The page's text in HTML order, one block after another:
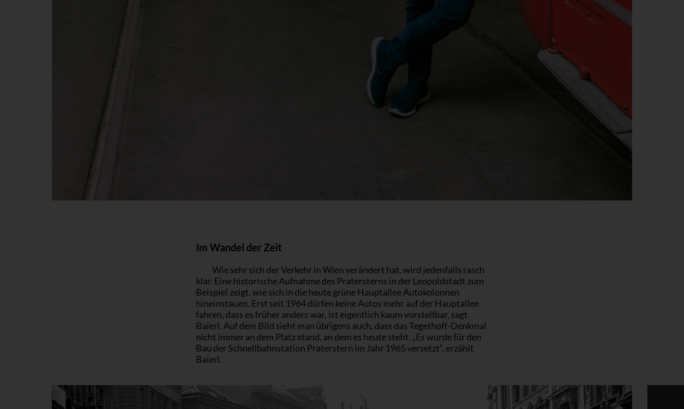
Im Wandel der Zeit
Wie sehr sich der Verkehr in Wien verändert hat, wird jedenfalls rasch
klar. Eine historische Aufnahme des Pratersterns in der Leopoldstadt zum
Beispiel zeigt, wie sich in die heute grüne Hauptallee Autokolonnen
hineinstauen. Erst seit 1964 dürfen keine Autos mehr auf der Hauptallee
fahren, dass es früher anders war, ist eigentlich kaum vorstellbar, sagt
Baierl. Auf dem Bild sieht man übrigens auch, dass das Tegethoff-Denkmal
nicht immer an dem Platz stand, an dem es heute steht. „Es wurde für den
Bau der Schnellbahnstation Praterstern im Jahr 1965 versetzt“, erzählt
Baierl.